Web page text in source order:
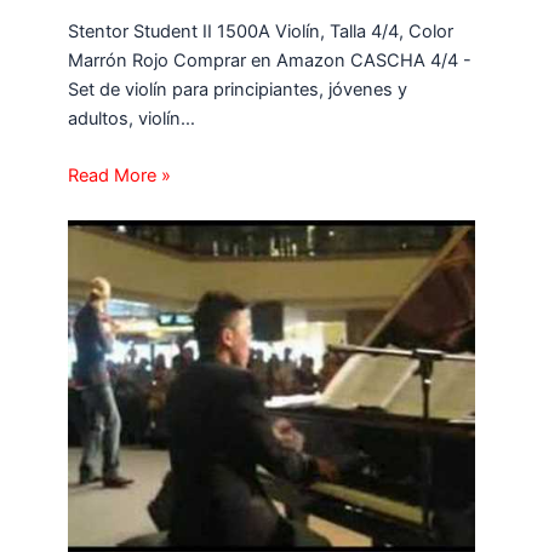
Stentor Student II 1500A Violín, Talla 4/4, Color
Marrón Rojo Comprar en Amazon CASCHA 4/4 -
Set de violín para principiantes, jóvenes y
adultos, violín…
Read More »